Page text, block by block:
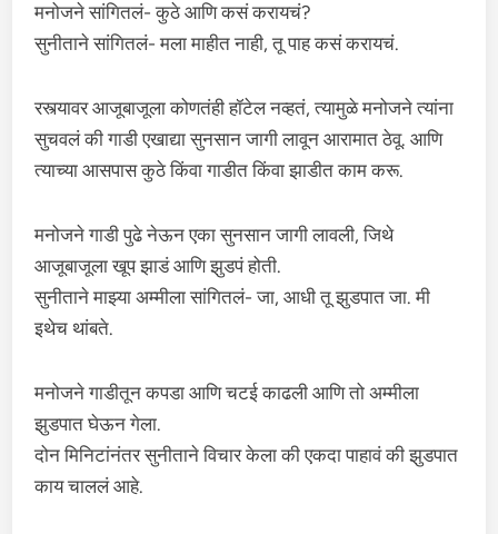
मनोजने सांगितलं- कुठे आणि कसं करायचं?
सुनीताने सांगितलं- मला माहीत नाही, तू पाह कसं करायचं.
रस्त्यावर आजूबाजूला कोणतंही हॉटेल नव्हतं, त्यामुळे मनोजने त्यांना
सुचवलं की गाडी एखाद्या सुनसान जागी लावून आरामात ठेवू. आणि
त्याच्या आसपास कुठे किंवा गाडीत किंवा झाडीत काम करू.
मनोजने गाडी पुढे नेऊन एका सुनसान जागी लावली, जिथे
आजूबाजूला खूप झाडं आणि झुडपं होती.
सुनीताने माझ्या अम्मीला सांगितलं- जा, आधी तू झुडपात जा. मी
इथेच थांबते.
मनोजने गाडीतून कपडा आणि चटई काढली आणि तो अम्मीला
झुडपात घेऊन गेला.
दोन मिनिटांनंतर सुनीताने विचार केला की एकदा पाहावं की झुडपात
काय चाललं आहे.